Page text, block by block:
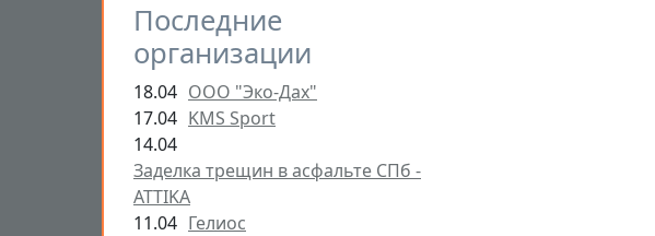
Последние
организации
18.04 ООО "Эко-Дах"
17.04 KMS Sport
14.04
Заделка трещин в асфальте СПб -
ATTIKA
11.04 Гелиос